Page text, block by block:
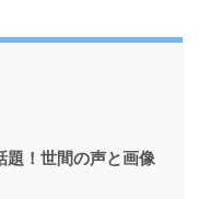
題！世間の声と画像